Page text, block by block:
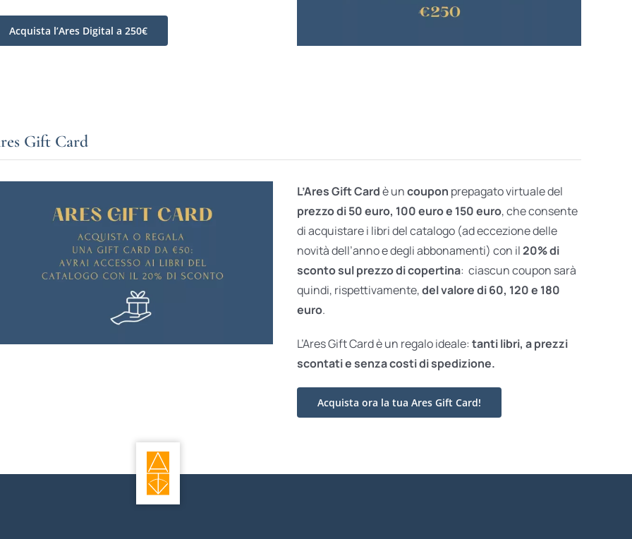
Acquista l’Ares Digital a 250€
Gift Card
L’Ares Gift Cardè uncoupon prepagato virtuale del
prezzo di 50 euro, 100 euro e 150 euro, che consente
di acquistare i libri del catalogo (ad eccezione delle
novità dell’anno e degli abbonamenti) con il20% di
sconto sul prezzo di copertina: ciascun coupon sarà
quindi, rispettivamente,del valore di 60, 120 e 180
euro.
L’Ares Gift Card è un regalo ideale: tanti libri, a prezzi
scontati esenza costi di spedizione.
Acquista ora la tua Ares Gift Card!